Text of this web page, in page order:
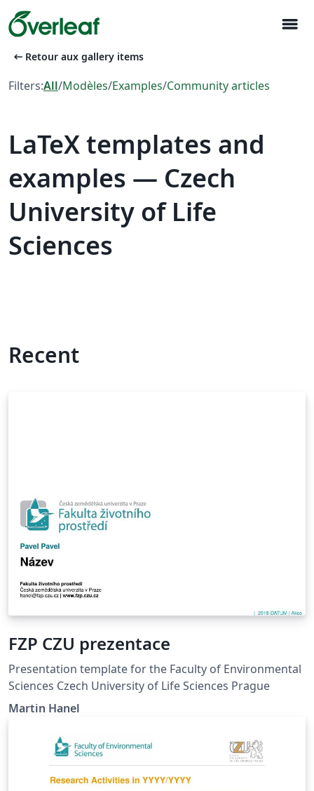
menu
arrow_left_alt Retour aux gallery items
Filters:All/Modèles/Examples/Community articles
LaTeX templates and
examples — Czech
University of Life
Sciences
Recent
FZP CZU prezentace
Presentation template for the Faculty of Environmental
Sciences Czech University of Life Sciences Prague
Martin Hanel